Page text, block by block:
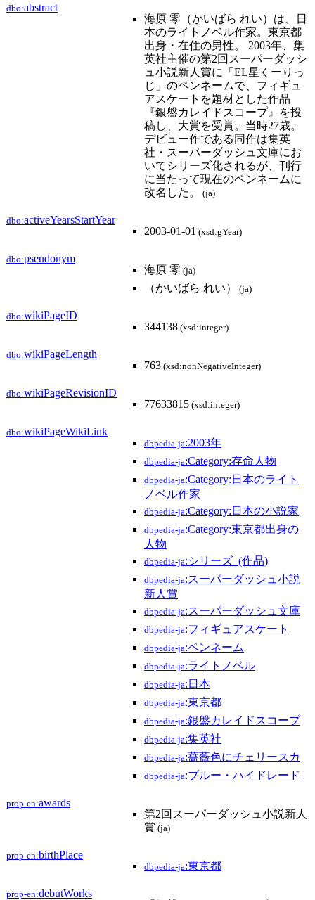
dbo:abstract
海原 零（かいばら れい）は、日
本のライトノベル作家。東京都
出身・在住の男性。 2003年、集
英社主催の第2回スーパーダッシ
ュ小説新人賞に「EL星くーりっ
じ」のペンネームで、フィギュ
アスケートを題材とした作品
『銀盤カレイドスコープ』を投
稿し、大賞を受賞。当時27歳。
デビュー作である同作は集英
社・スーパーダッシュ文庫にお
いてシリーズ化されるが、刊行
に当たって現在のペンネームに
改名した。
(ja)
dbo:activeYearsStartYear
2003-01-01 (xsd:gYear)
dbo:pseudonym
海原 零 (ja)
（かいばら れい） (ja)
dbo:wikiPageID
344138 (xsd:integer)
dbo:wikiPageLength
763 (xsd:nonNegativeInteger)
dbo:wikiPageRevisionID
77633815 (xsd:integer)
dbo:wikiPageWikiLink
dbpedia-ja:2003年
dbpedia-ja:Category:存命人物
dbpedia-ja:Category:日本のライト
ノベル作家
dbpedia-ja:Category:日本の小説家
dbpedia-ja:Category:東京都出身の
人物
dbpedia-ja:シリーズ_(作品)
dbpedia-ja:スーパーダッシュ小説
新人賞
dbpedia-ja:スーパーダッシュ文庫
dbpedia-ja:フィギュアスケート
dbpedia-ja:ペンネーム
dbpedia-ja:ライトノベル
dbpedia-ja:日本
dbpedia-ja:東京都
dbpedia-ja:銀盤カレイドスコープ
dbpedia-ja:集英社
dbpedia-ja:薔薇色にチェリースカ
dbpedia-ja:ブルー・ハイドレード
prop-en:awards
第2回スーパーダッシュ小説新人
賞 (ja)
prop-en:birthPlace
dbpedia-ja:東京都
prop-en:debutWorks